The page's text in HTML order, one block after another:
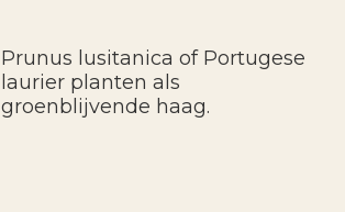
Prunus lusitanica of Portugese
laurier planten als
groenblijvende haag.